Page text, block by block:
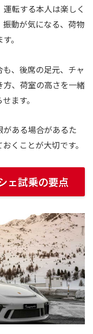
転する本人は楽しく
動が気になる、荷物
。
、後席の足元、チャ
、荷室の高さを一緒
ます。
ある場合があるた
くことが大切です。
ェ試乗の要点